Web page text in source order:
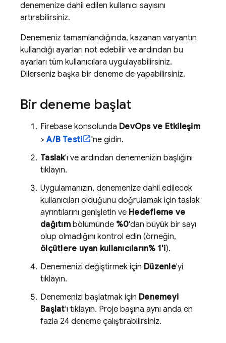
denemenize dahil edilen kullanıcı sayısını
artırabilirsiniz.
Denemeniz tamamlandığında, kazanan varyantın
kullandığı ayarları not edebilir ve ardından bu
ayarları tüm kullanıcılara uygulayabilirsiniz.
Dilerseniz başka bir deneme de yapabilirsiniz.
Bir deneme başlat
Firebase konsolunda DevOps ve Etkileşim
>A/B Testi
'ne gidin.
Taslak'ı ve ardından denemenizin başlığını
tıklayın.
Uygulamanızın, denemenize dahil edilecek
kullanıcıları olduğunu doğrulamak için taslak
ayrıntılarını genişletin ve Hedefleme ve
dağıtımbölümünde %0'dan büyük bir sayı
olup olmadığını kontrol edin (örneğin,
ölçütlere uyan kullanıcıların% 1'i).
Denemenizi değiştirmek için Düzenle'yi
tıklayın.
Denemenizi başlatmak için Denemeyi
Başlat'ı tıklayın. Proje başına aynı anda en
fazla 24 deneme çalıştırabilirsiniz.